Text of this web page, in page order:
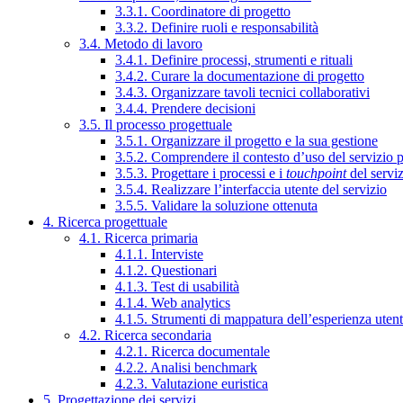
3.3.1. Coordinatore di progetto
3.3.2. Definire ruoli e responsabilità
3.4. Metodo di lavoro
3.4.1. Definire processi, strumenti e rituali
3.4.2. Curare la documentazione di progetto
3.4.3. Organizzare tavoli tecnici collaborativi
3.4.4. Prendere decisioni
3.5. Il processo progettuale
3.5.1. Organizzare il progetto e la sua gestione
3.5.2. Comprendere il contesto d’uso del servizio
3.5.3. Progettare i processi e i touchpointdel
3.5.4. Realizzare l’interfaccia utente del servizio
3.5.5. Validare la soluzione ottenuta
4. Ricerca progettuale
4.1. Ricerca primaria
4.1.1. Interviste
4.1.2. Questionari
4.1.3. Test di usabilità
4.1.4. Web analytics
4.1.5. Strumenti di mappatura dell’esperienza
4.2. Ricerca secondaria
4.2.1. Ricerca documentale
4.2.2. Analisi benchmark
4.2.3. Valutazione euristica
5. Progettazione dei servizi